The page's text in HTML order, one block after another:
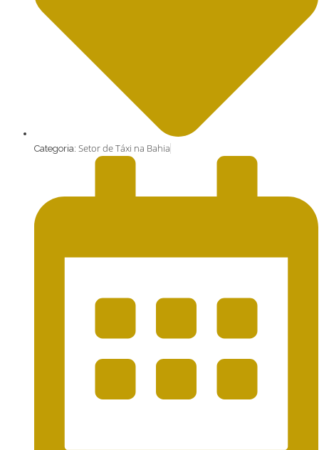
Categoria: Setor de Táxi na Bahia